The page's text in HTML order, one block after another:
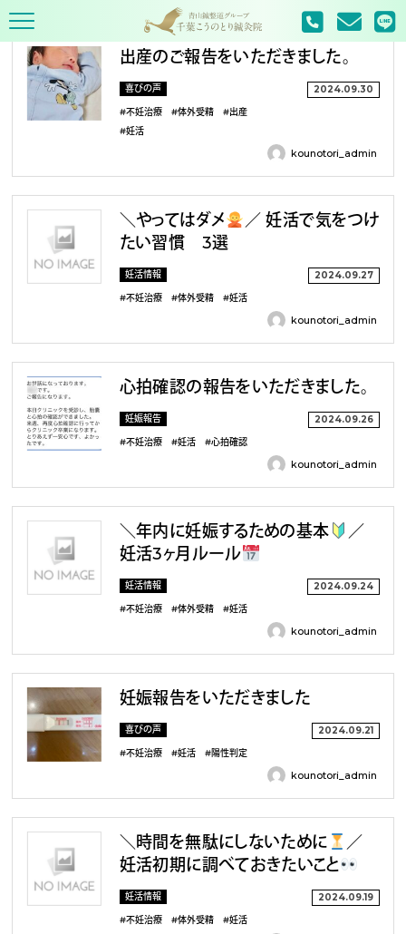
TOP
出産のご報告をいただきました。
喜びの声
#不妊治療
#体外受精
#出産
#妊活
2024.09.30
kounotori_admin
＼やってはダメ
／ 妊活で気をつけ
たい習慣 3選
妊活情報
#不妊治療
#体外受精 #妊活
2024.09.27
kounotori_admin
心拍確認の報告をいただきました。
妊娠報告
#不妊治療
#妊活 #心拍確認
2024.09.26
kounotori_admin
＼年内に妊娠するための基本
／
妊活3ヶ月ルール
妊活情報
#不妊治療
#体外受精 #妊活
2024.09.24
kounotori_admin
妊娠報告をいただきました
喜びの声
#不妊治療
#妊活 #陽性判定
2024.09.21
kounotori_admin
＼時間を無駄にしないために
／
妊活初期に調べておきたいこと
妊活情報
#不妊治療
#体外受精 #妊活
2024.09.19